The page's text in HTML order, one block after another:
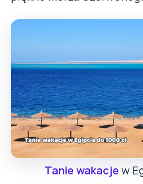
Tanie wakacje w